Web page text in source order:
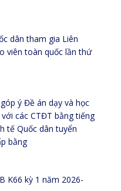
dân tham gia Liên
viên toàn quốc lần thứ
ý Đề án dạy và học
các CTĐT bằng tiếng
tế Quốc dân tuyển
bằng
K66 kỳ 1 năm 2026-